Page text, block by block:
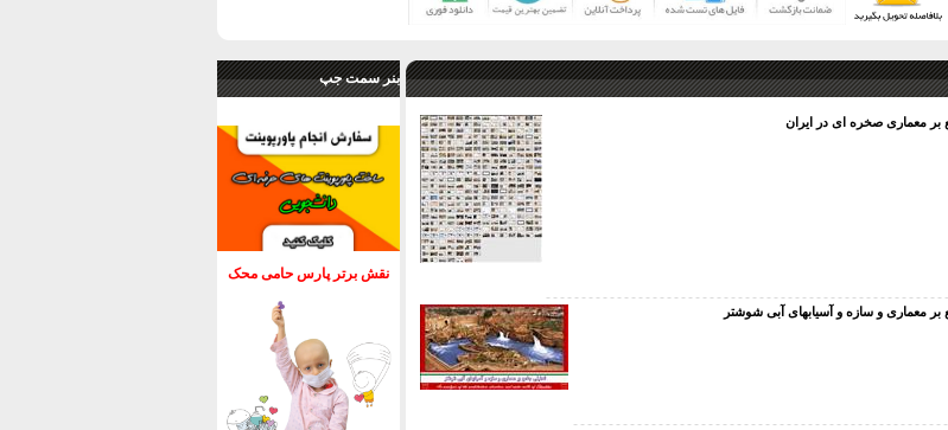
بنر سمت جپ
نقش برتر پارس حامی محک
بر معماری صخره ای در ایران
بر معماری و سازه و آسیابهای آبی شوشتر